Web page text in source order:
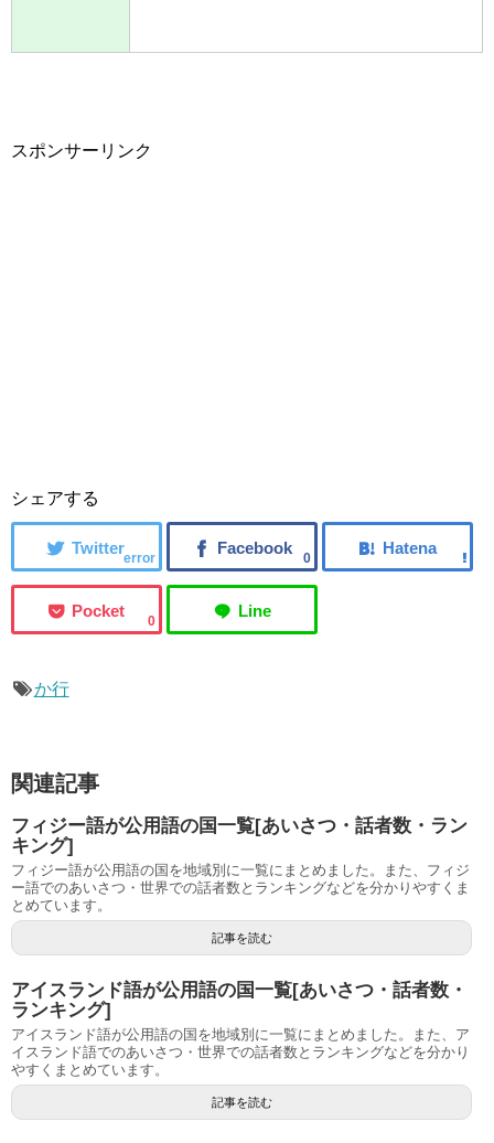
スポンサーリンク
シェアする
error 0
0
か行
関連記事
フィジー語が公用語の国一覧[あいさつ・話者数・ラン
キング]
フィジー語が公用語の国を地域別に一覧にまとめました。また、フィジ
ー語でのあいさつ・世界での話者数とランキングなどを分かりやすくま
とめています。
記事を読む
アイスランド語が公用語の国一覧[あいさつ・話者数・
ランキング]
アイスランド語が公用語の国を地域別に一覧にまとめました。また、ア
イスランド語でのあいさつ・世界での話者数とランキングなどを分かり
やすくまとめています。
記事を読む